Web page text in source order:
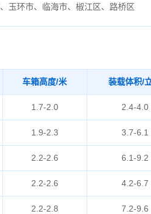
玉环市、临海市、椒江区、路桥区
车箱高度/米 装载体积/
1.7-2.0 2.4-4.0
1.9-2.3 3.7-6.1
2.2-2.6 6.1-9.2
2.2-2.6 4.2-6.7
2.2-2.8 7.2-9.6